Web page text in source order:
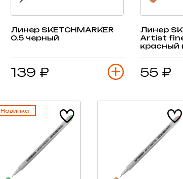
Линер SKETCHMARKER
0.5 черный
139 ₽
Линер
Artist
красный
55 ₽
Новинка